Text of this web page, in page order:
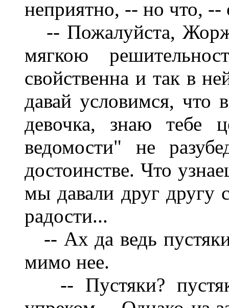
неприятно, -- но что, --
-- Пожалуйста,
мягкою
свойственна и так в
давай условимся,
девочка, знаю тебе
ведомости" не
достоинстве. Что
мы давали друг другу
радости...
-- Ах да ведь
мимо нее.
-- Пустяки?